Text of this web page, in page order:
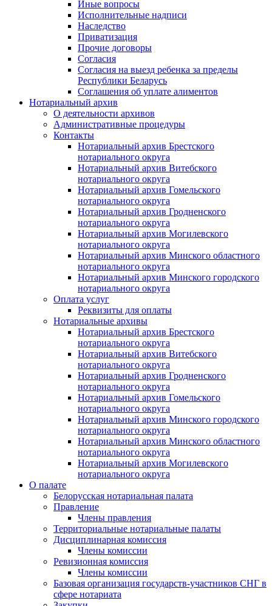
Иные вопросы
Исполнительные надписи
Наследство
Приватизация
Прочие договоры
Согласия
Согласия на выезд ребенка за пределы
Республики Беларусь
Соглашения об уплате алиментов
Нотариальный архив
О деятельности архивов
Административные процедуры
Контакты
Нотариальный архив Брестского
нотариального округа
Нотариальный архив Витебского
нотариального округа
Нотариальный архив Гомельского
нотариального округа
Нотариальный архив Гродненского
нотариального округа
Нотариальный архив Могилевского
нотариального округа
Нотариальный архив Минского областного
нотариального округа
Нотариальный архив Минского городского
нотариального округа
Оплата услуг
Реквизиты для оплаты
Нотариальные архивы
Нотариальный архив Брестского
нотариального округа
Нотариальный архив Витебского
нотариального округа
Нотариальный архив Гродненского
нотариального округа
Нотариальный архив Гомельского
нотариального округа
Нотариальный архив Минского городского
нотариального округа
Нотариальный архив Минского областного
нотариального округа
Нотариальный архив Могилевского
нотариального округа
О палате
Белорусская нотариальная палата
Правление
Члены правления
Территориальные нотариальные палаты
Дисциплинарная комиссия
Члены комиссии
Ревизионная комиссия
Члены комиссии
Базовая организация государств-участников СНГ в
сфере нотариата